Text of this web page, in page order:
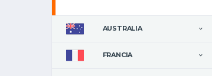
AUSTRALIA
FRANCIA